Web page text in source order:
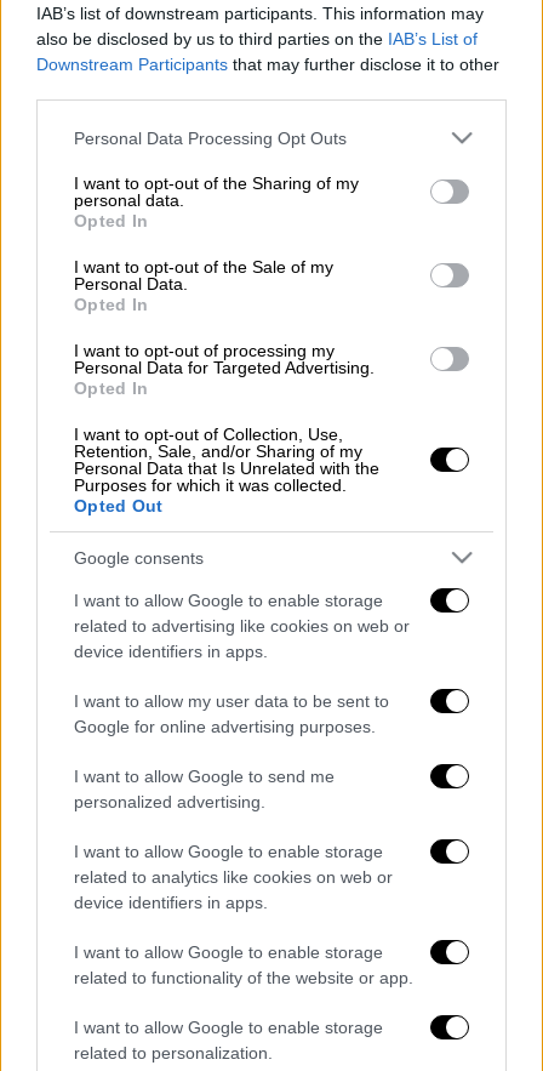
IAB’s list of downstream participants. This information may
also be disclosed by us to third parties on the IAB’s List of
Downstream Participants that may further disclose it to other
Please note that this website/app uses one or more Google
not limited to your visit or usage behaviour. You may click to
grant or deny consent to Google and its third-party tags to
use your data for below specified purposes in below Google
consent section.
Personal Data Processing Opt Outs
I want to opt-out of the Sharing of my
personal data.
Opted In
I want to opt-out of the Sale of my
Personal Data.
Opted In
I want to opt-out of processing my
Personal Data for Targeted Advertising.
Opted In
I want to opt-out of Collection, Use,
Retention, Sale, and/or Sharing of my
Personal Data that Is Unrelated with the
Purposes for which it was collected.
Opted Out
Google consents
I want to allow Google to enable storage
related to advertising like cookies on web or
device identifiers in apps.
I want to allow my user data to be sent to
Google for online advertising purposes.
I want to allow Google to send me
personalized advertising.
I want to allow Google to enable storage
related to analytics like cookies on web or
device identifiers in apps.
I want to allow Google to enable storage
related to functionality of the website or app.
I want to allow Google to enable storage
related to personalization.
Εκτέλεση
Προθερμαίνετε το φούρνο στους 180° C.
Χτυπάτε σε μπολ τα αυγά με το γάλα και
αρκετό πιπέρι. Αναμειγνύετε σε μια
λεκάνη όλα τα υλικά για τη γέμιση: Τα
με το γάλα, το
βασιλικό, τηνπιπεριά και τη λιαστή
ντομάτα.
και απλώνετε μέσα το ένα φύλλο
σφολιάτας, έτσι ώστε να καλυφτούν ο
πάτος και τα πλαϊνά τοιχώματα.
Απλώνετε πάνω στο φύλλο τη γέμιση,
1 συσκευασία σφολιάτα βουτυρου
ελαιόλαδο για το ταψί
300 γρ. φέτα
250 γρ. κεφαλογραβιέρα ή γραβιέρα
τριμμένη
6-7 αυγά ελαφρά χτυπημένα
2 κουταλιές της σούπας φρέσκος
βασιλικός ψιλοκομμένος
ντομάτας
1 πορτοκαλιά πιπεριά ψιλοκομμένη,
σοταρισμένη
πιπέρι, πιπέρι